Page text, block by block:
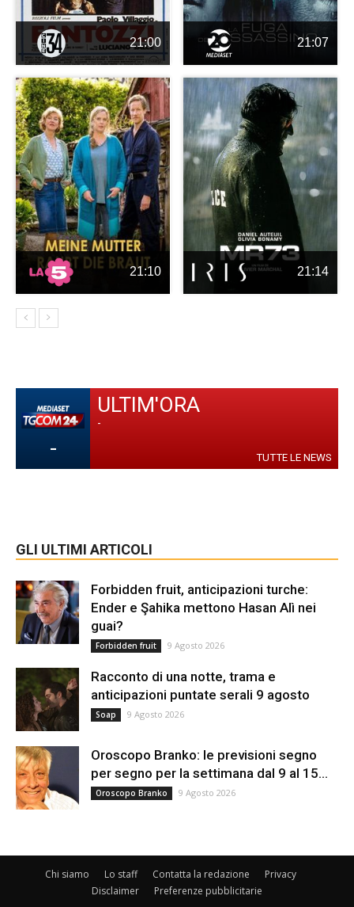
21:00 21:07
21:10 21:14
-
ULTIM'ORA
-
TUTTE LE NEWS
GLI ULTIMI ARTICOLI
Forbidden fruit, anticipazioni turche:
Ender e Şahika mettono Hasan Alì nei
guai?
Forbidden fruit 9 Agosto 2026
Racconto di una notte, trama e
anticipazioni puntate serali 9 agosto
Soap 9 Agosto 2026
Oroscopo Branko: le previsioni segno
per segno per la settimana dal 9 al 15...
Oroscopo Branko 9 Agosto 2026
Chi siamo Lo staff Contatta la redazione
Privacy
Disclaimer
Preferenze pubblicitarie